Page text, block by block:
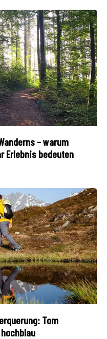
– warum
Erlebnis bedeuten
Tom